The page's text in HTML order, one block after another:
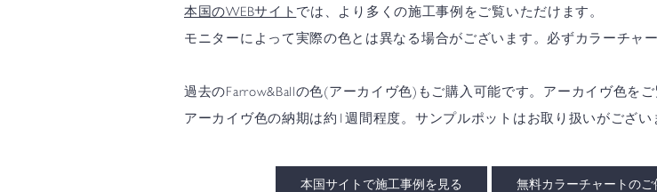
本国のWEBサイト では、より多くの施工事例をご覧いただけます。
モニターによって実際の色とは異なる場合がございます。必ずカラーチャ
過去のFarrow&Ballの色(アーカイヴ色)もご購入可能です。アーカイヴ色を
アーカイヴ色の納期は約1週間程度。サンプルポットはお取り扱いがござい
本国サイトで施工事例を見る 無料カラーチャートのご